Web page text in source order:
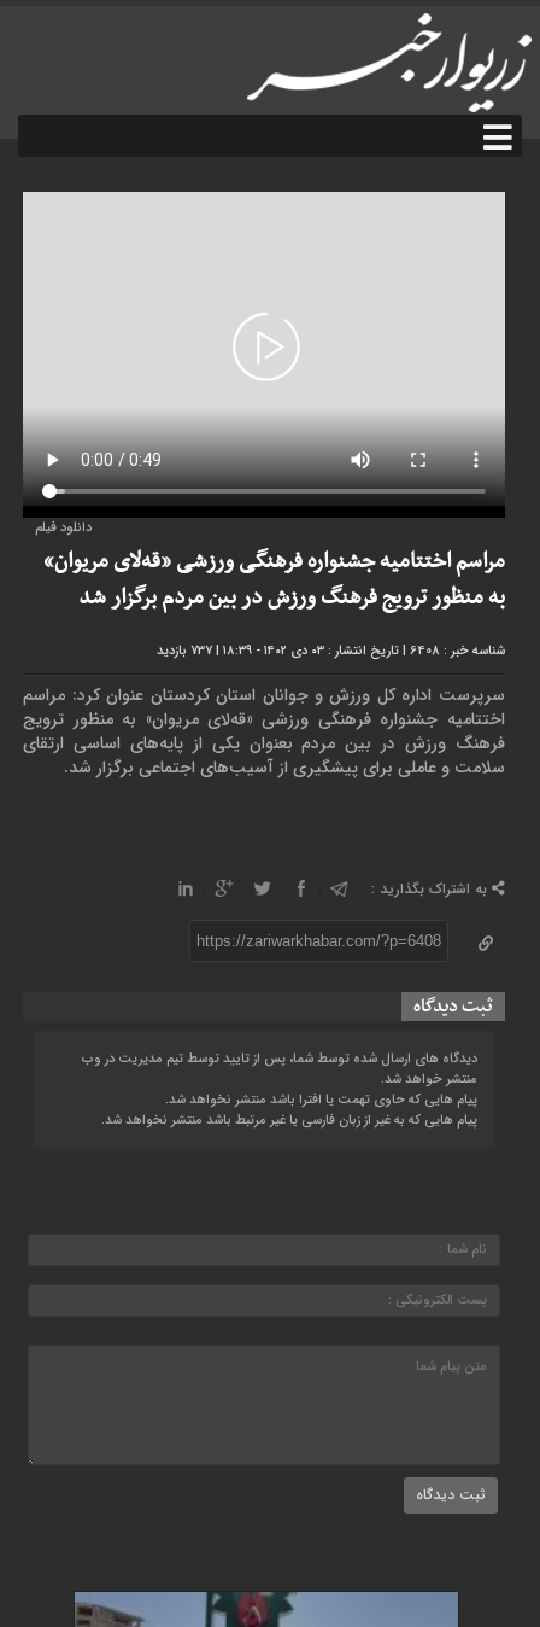
دانلود فیلم
مراسم اختتاميه جشنواره فرهنگی ورزشی «قه‌لای مریوان»
به منظور ترویج فرهنگ ورزش در بین مردم برگزار شد
شناسه خبر : 6408 |تاریخ انتشار : ۰۳ دی ۱۴۰۲ - ۱۸:۳۹ |737 بازدید
سرپرست اداره کل ورزش و جوانان استان کردستان عنوان کرد: مراسم
اختتاميه جشنواره فرهنگی ورزشی «قه‌لای مریوان» به منظور ترویج
فرهنگ ورزش در بین مردم بعنوان یکی از پایه‌های اساسی ارتقای
سلامت و عاملی برای پیشگیری از آسیب‌های اجتماعی برگزار شد.
به اشتراک بگذارید :
https://zariwarkhabar.com/?p=6408
ثبت دیدگاه
دیدگاه های ارسال شده توسط شما، پس از تایید توسط تیم مدیریت در وب
منتشر خواهد شد.
پیام هایی که حاوی تهمت یا افترا باشد منتشر نخواهد شد.
پیام هایی که به غیر از زبان فارسی یا غیر مرتبط باشد منتشر نخواهد شد.